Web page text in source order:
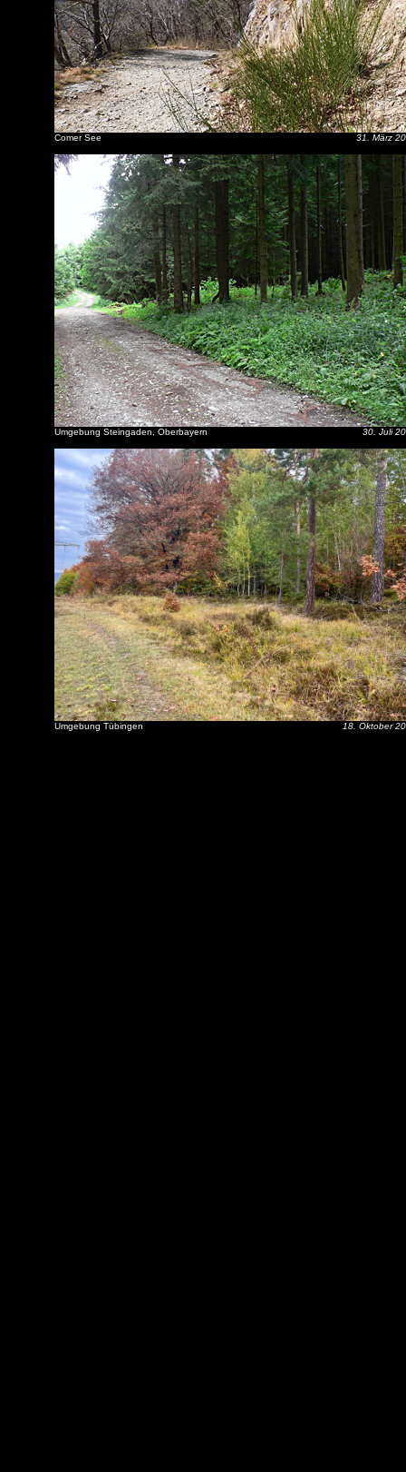
Comer See 31. März
Umgebung Steingaden, Oberbayern 30. Juli
Umgebung Tübingen 18. Oktober